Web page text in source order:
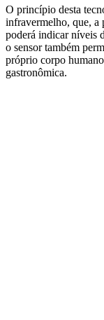
O princípio desta
infravermelho, que, a
poderá indicar níveis
o sensor também
próprio corpo
gastronômica.